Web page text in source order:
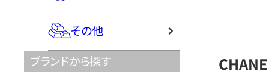
その他
ブランドから探す